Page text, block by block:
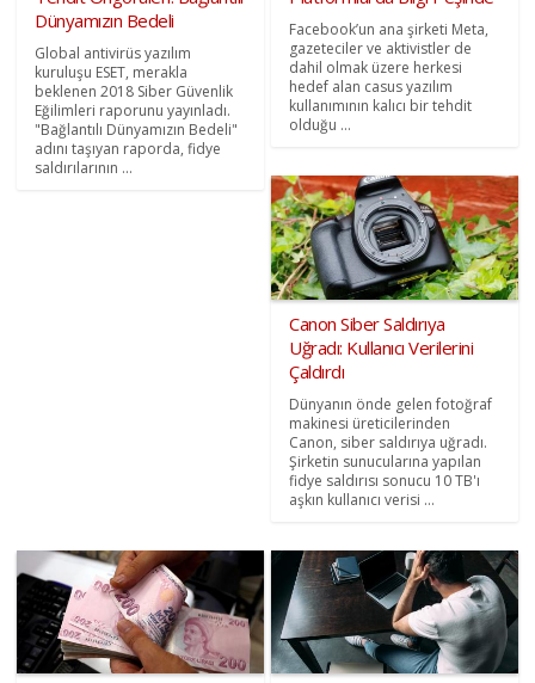
Dünyamızın Bedeli
Global antivirüs yazılım
kuruluşu ESET, merakla
beklenen 2018 Siber Güvenlik
Eğilimleri raporunu yayınladı.
"Bağlantılı Dünyamızın Bedeli"
adını taşıyan raporda, fidye
saldırılarının ...
Facebook’un ana şirketi Meta,
gazeteciler ve aktivistler de
dahil olmak üzere herkesi
hedef alan casus yazılım
kullanımının kalıcı bir tehdit
olduğu ...
Canon Siber Saldırıya
Uğradı: Kullanıcı Verilerini
Çaldırdı
Dünyanın önde gelen fotoğraf
makinesi üreticilerinden
Canon, siber saldırıya uğradı.
Şirketin sunucularına yapılan
fidye saldırısı sonucu 10 TB'ı
aşkın kullanıcı verisi ...